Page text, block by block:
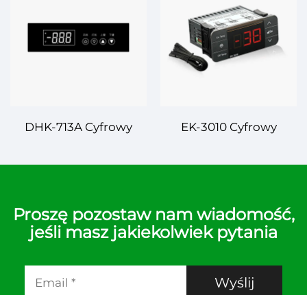
Temperaturą
Sterowanie
Temperaturą dla
Różnorodnych
Zastosowań
DHK-713A Cyfrowy
– Zaawansowana
Rozwiązań Sterowania
Temperaturą
EK-3010 Cyfrowy
– Dokładność i
Wielozadaniowego
Sterowania
Proszę pozostaw nam wiadomość,
jeśli masz jakiekolwiek pytania
Wyślij